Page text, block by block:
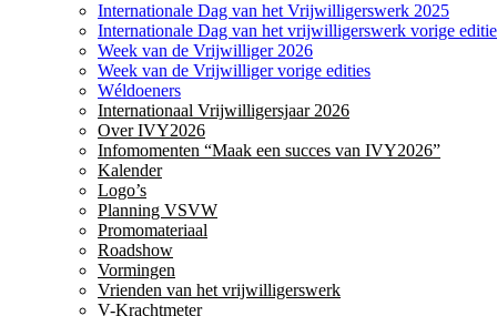
Internationale Dag van het Vrijwilligerswerk 2025
Internationale Dag van het vrijwilligerswerk vorige
Week van de Vrijwilliger 2026
Week van de Vrijwilliger vorige edities
Wéldoeners
Internationaal Vrijwilligersjaar 2026
Over IVY2026
Infomomenten “Maak een succes van IVY2026”
Kalender
Logo’s
Planning VSVW
Promomateriaal
Roadshow
Vormingen
Vrienden van het vrijwilligerswerk
V-Krachtmeter